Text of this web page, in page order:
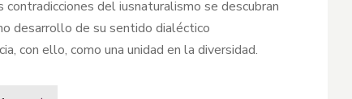
del iusnaturalismo se descubran
desarrollo de su sentido dialéctico
con ello, como una unidad en la diversidad.